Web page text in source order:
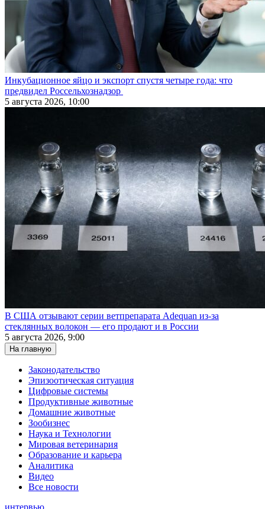
Инкубационное яйцо и экспорт спустя четыре года: что
предвидел Россельхознадзор
5 августа 2026, 10:00
В США отзывают серии ветпрепарата Adequan из-за
стеклянных волокон — его продают и в России
5 августа 2026, 9:00
На главную
Законодательство
Эпизоотическая ситуация
Цифровые системы
Продуктивные животные
Домашние животные
Зообизнес
Наука и Технологии
Мировая ветеринария
Образование и карьера
Аналитика
Видео
Все новости
интервью